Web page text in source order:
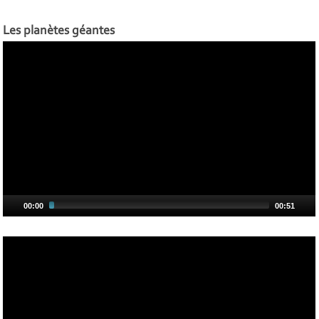
Les planètes géantes
00:00 00:51